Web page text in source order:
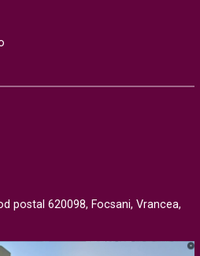
postal 620098, Focsani, Vrancea,